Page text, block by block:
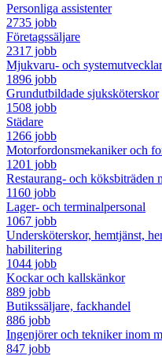
Personliga assistenter
2735 jobb
Företagssäljare
2317 jobb
Mjukvaru- och
1896 jobb
Grundutbildade sjuksköterskor
1508 jobb
Städare
1266 jobb
Motorfordonsmekaniker och
1201 jobb
Restaurang- och köksbiträden
1160 jobb
Lager- och terminalpersonal
1067 jobb
Undersköterskor, hemtjänst,
habilitering
1044 jobb
Kockar och kallskänkor
889 jobb
Butikssäljare, fackhandel
886 jobb
Ingenjörer och tekniker inom
847 jobb